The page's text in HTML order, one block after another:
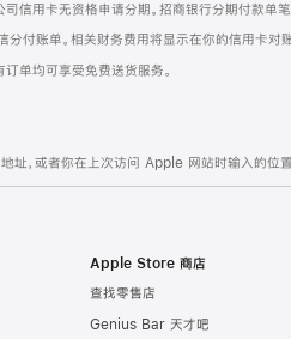
司信用卡无资格申请分期。招商银行分期付款
付账单。相关财务费用将显示在你的信用卡对
单均可享受免费送货服务。
址，或者你在上次访问 Apple 网站时输入的位置
Apple Store 商店
查找零售店
Genius Bar 天才吧